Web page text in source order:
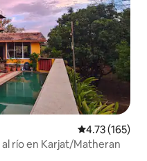
Calificación
4.73 (165)
río en Karjat/Matheran